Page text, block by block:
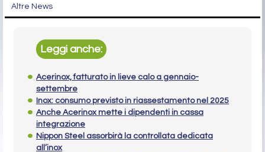
Altre News
Leggi anche:
Acerinox, fatturato in lieve calo a gennaio-
settembre
Inox: consumo previsto in riassestamento nel 2025
Anche Acerinox mette i dipendenti in cassa
integrazione
Nippon Steel assorbirà la controllata dedicata
all’inox